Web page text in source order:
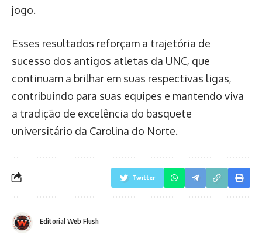
jogo.
Esses resultados reforçam a trajetória de
sucesso dos antigos atletas da UNC, que
continuam a brilhar em suas respectivas ligas,
contribuindo para suas equipes e mantendo viva
a tradição de excelência do basquete
universitário da Carolina do Norte.
Twitter
Editorial Web Flush